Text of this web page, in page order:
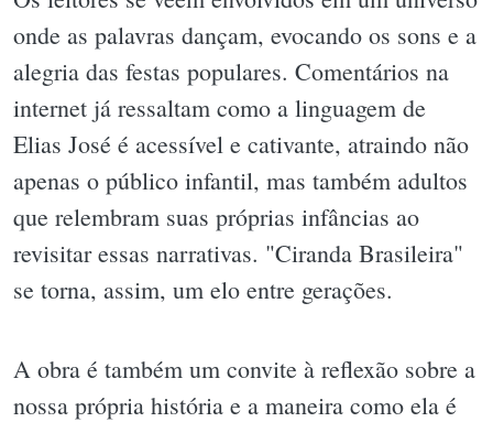
onde as palavras dançam, evocando os sons e a
alegria das festas populares. Comentários na
internet já ressaltam como a linguagem de
Elias José é acessível e cativante, atraindo não
apenas o público infantil, mas também adultos
que relembram suas próprias infâncias ao
revisitar essas narrativas. "Ciranda Brasileira"
se torna, assim, um elo entre gerações.
A obra é também um convite à reflexão sobre a
nossa própria história e a maneira como ela é